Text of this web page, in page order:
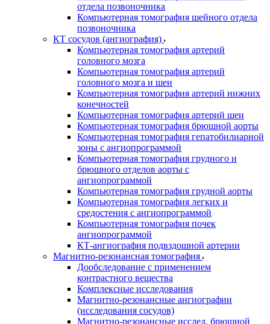
отдела позвоночника
Компьютерная томография шейного отдела
позвоночника
КТ сосудов (ангиография)
Компьютерная томография артерий
головного мозга
Компьютерная томография артерий
головного мозга и шеи
Компьютерная томография артерий нижних
конечностей
Компьютерная томография артерий шеи
Компьютерная томография брюшной аорты
Компьютерная томография гепатобилиарной
зоны с ангиопрограммой
Компьютерная томография грудного и
брюшного отделов аорты с
ангиопрограммой
Компьютерная томография грудной аорты
Компьютерная томография легких и
средостения с ангиопрограммой
Компьютерная томография почек
ангиопрограммой
КТ-ангиография подвздошной артерии
Магнитно-резонансная томография
Дообследование с применением
контрастного вещества
Комплексные исследования
Магнитно-резонансные ангиографии
(исследования сосудов)
Магнитно-резонансные исслед. брюшной